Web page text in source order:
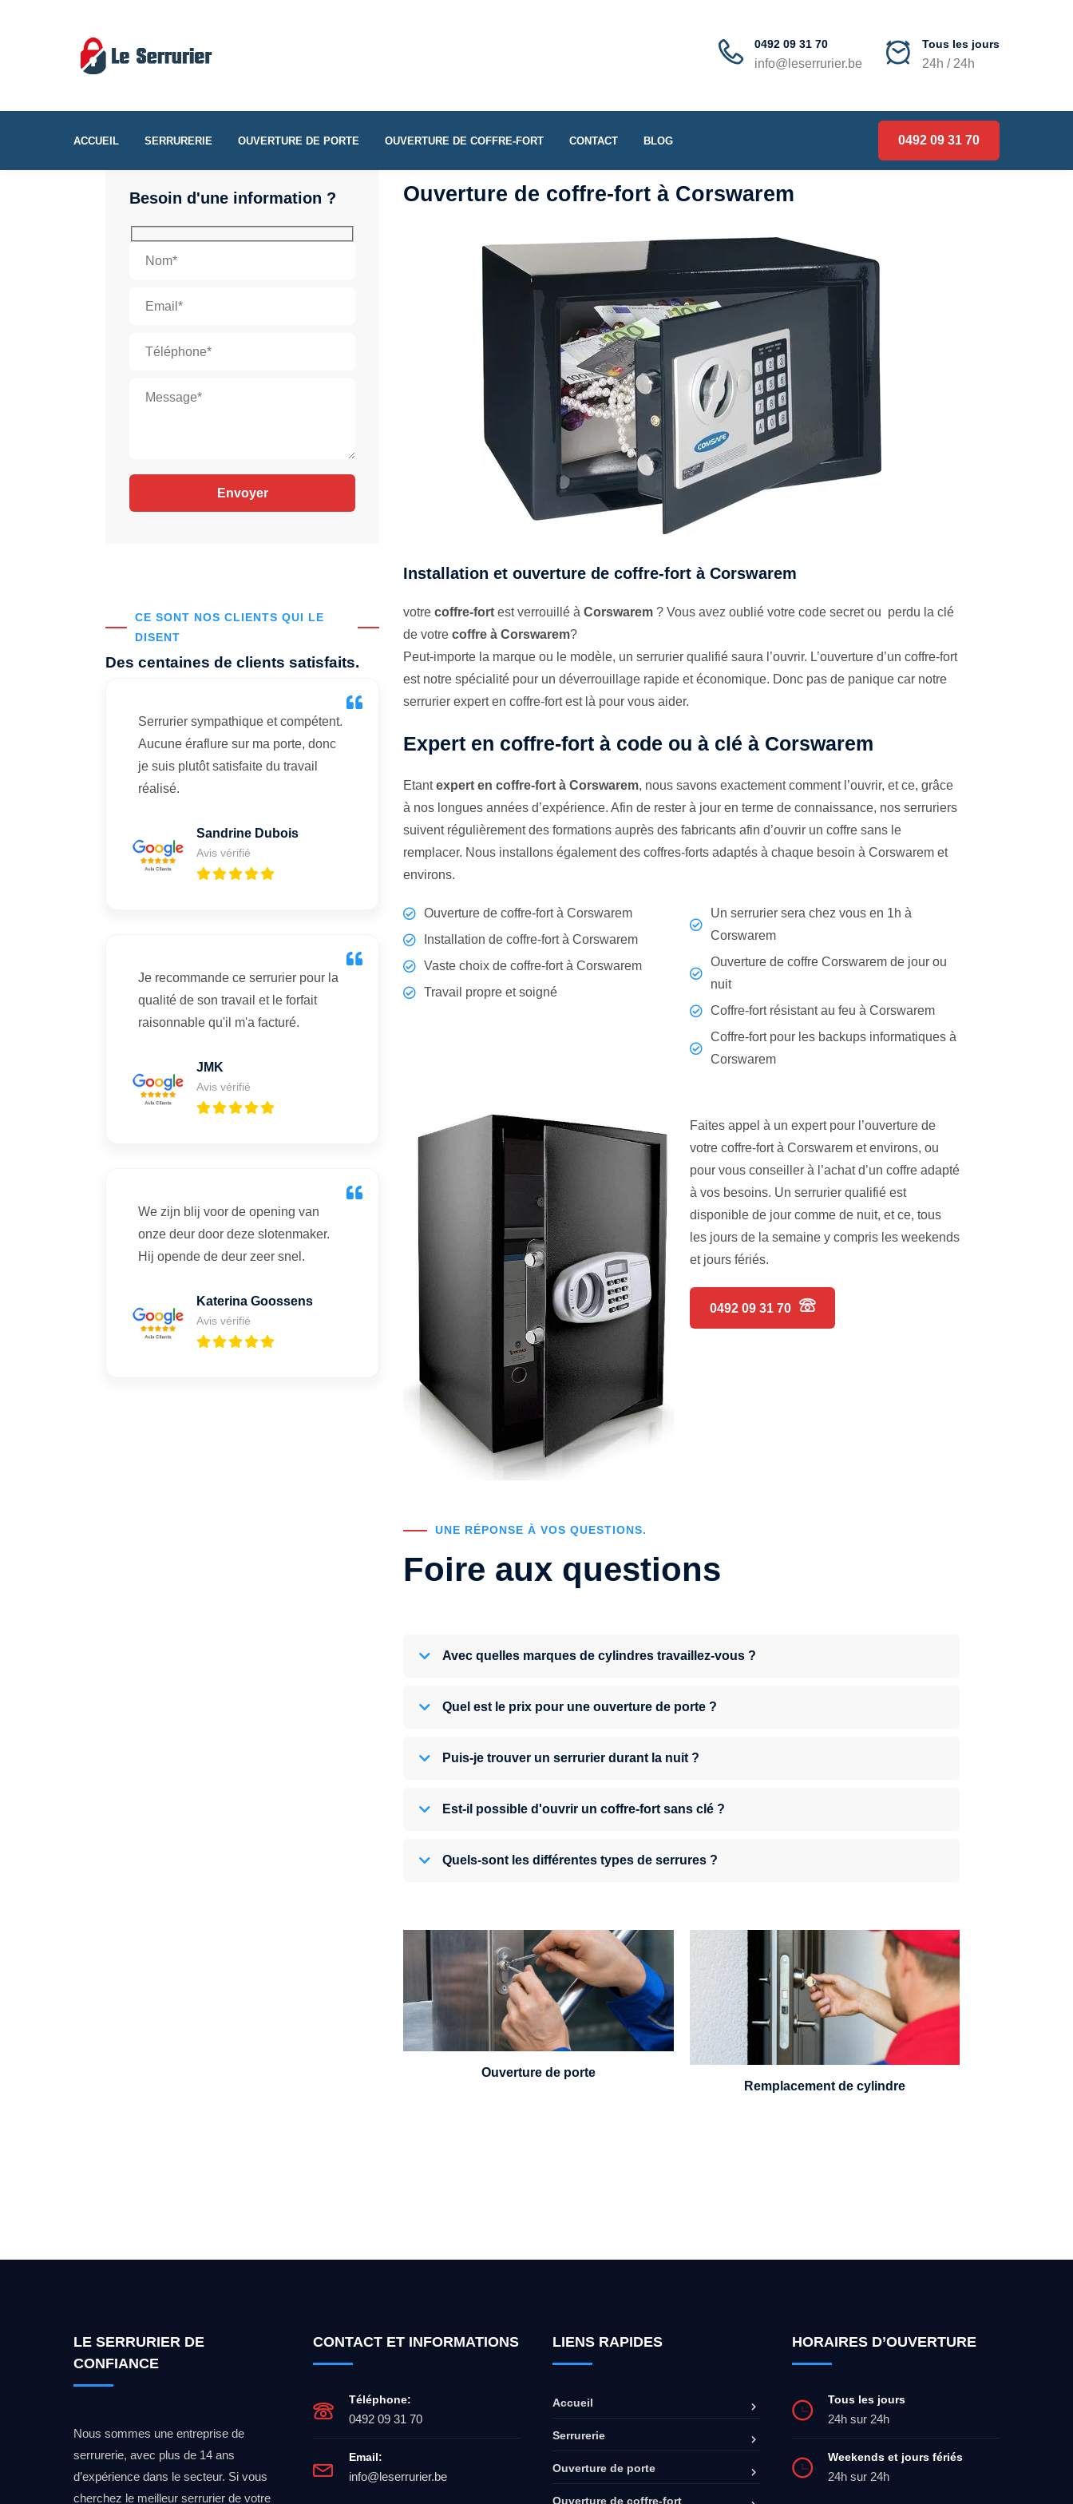
0492 09 31 70
info@leserrurier.be
Tous les jours
24h / 24h
ACCUEIL SERRURERIE OUVERTURE DE PORTE OUVERTURE DE COFFRE-FORT CONTACT BLOG 0492 09 31 70
Besoin d'une information ?
CE SONT NOS CLIENTS QUI LE
DISENT
Des centaines de clients satisfaits.
Serrurier sympathique et compétent.
Aucune éraflure sur ma porte, donc
je suis plutôt satisfaite du travail
réalisé.
Sandrine Dubois
Avis vérifié
Je recommande ce serrurier pour la
qualité de son travail et le forfait
raisonnable qu'il m'a facturé.
JMK
Avis vérifié
We zijn blij voor de opening van
onze deur door deze slotenmaker.
Hij opende de deur zeer snel.
Katerina Goossens
Avis vérifié
Ouverture de coffre-fort à Corswarem
Installation et ouverture de coffre-fort à Corswarem
votrecoffre-fort est verrouillé àCorswarem ? Vous avez oublié votre code secret ou perdu la clé
de votrecoffre à Corswarem?
Peut-importe la marque ou le modèle, un serrurier qualifié saura l’ouvrir. L’ouverture d’un coffre-fort
est notre spécialité pour un déverrouillage rapide et économique. Donc pas de panique car notre
serrurier expert en coffre-fort est là pour vous aider.
Expert en coffre-fort à code ou à clé à Corswarem
Etantexpert en coffre-fort à Corswarem, nous savons exactement comment l’ouvrir, et ce, grâce
à nos longues années d’expérience. Afin de rester à jour en terme de connaissance, nos serruriers
suivent régulièrement des formations auprès des fabricants afin d’ouvrir un coffre sans le
remplacer. Nous installons également des coffres-forts adaptés à chaque besoin à Corswarem et
environs.
Ouverture de coffre-fort à Corswarem
Installation de coffre-fort à Corswarem
Vaste choix de coffre-fort à Corswarem
Travail propre et soigné
Un serrurier sera chez vous en 1h à
Corswarem
Ouverture de coffre Corswarem de jour ou
nuit
Coffre-fort résistant au feu à Corswarem
Coffre-fort pour les backups informatiques à
Corswarem
Faites appel à un expert pour l’ouverture de
votre coffre-fort à Corswarem et environs, ou
pour vous conseiller à l’achat d’un coffre adapté
à vos besoins. Un serrurier qualifié est
disponible de jour comme de nuit, et ce, tous
les jours de la semaine y compris les weekends
et jours fériés.
0492 09 31 70
UNE RÉPONSE À VOS QUESTIONS.
Foire aux questions
Avec quelles marques de cylindres travaillez-vous ?
Quel est le prix pour une ouverture de porte ?
Puis-je trouver un serrurier durant la nuit ?
Est-il possible d'ouvrir un coffre-fort sans clé ?
Quels-sont les différentes types de serrures ?
Vous avez perdu vos clés ou la porte s'est
refermée derrière vous ? Un serrurier est
disponible 24h/7.
Ouverture de porte
Un serrurier sera en mesure de choisir et
remplacer un cylindre standard, à 5
leviers ou à 3 leviers, Mul-T-Lock ou
encore multipoints.
Remplacement de cylindre
LE SERRURIER DE
CONFIANCE
Nous sommes une entreprise de
serrurerie, avec plus de 14 ans
d’expérience dans le secteur. Si vous
cherchez le meilleur serrurier de votre
CONTACT ET INFORMATIONS
Téléphone:
0492 09 31 70
Email:
info@leserrurier.be
LIENS RAPIDES
Accueil
Serrurerie
Ouverture de porte
Ouverture de coffre-fort
HORAIRES D’OUVERTURE
Tous les jours
24h sur 24h
Weekends et jours fériés
24h sur 24h